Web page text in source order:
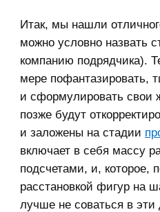
Итак, мы нашли
можно условно назвать
компанию подрядчика).
мере пофантазировать,
и сформулировать свои
позже будут
и заложены на стадии
включает в себя массу
подсчетами, и, которое,
расстановкой фигур на
лучше не соваться в